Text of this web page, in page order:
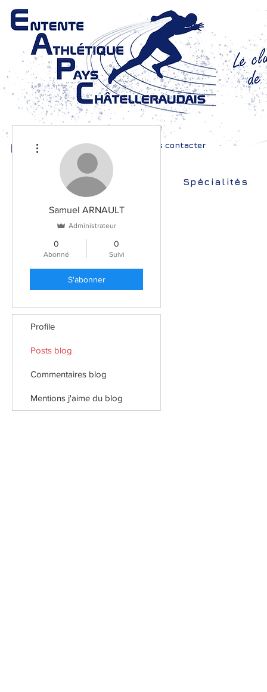
Nous contacter
Accueil Adultes Spécialités
Samuel ARNAULT
Administrateur
0
Abonné
0
Suivi
S'abonner
Profile
Posts blog
Commentaires blog
Mentions j'aime du blog